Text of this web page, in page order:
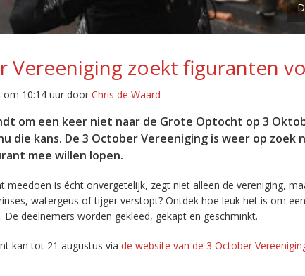
Vereeniging zoekt figuranten
om 10:14 uur door Chris de Waard
om een keer niet naar de Grote Optocht op 3
die kans. De 3 October Vereeniging is weer op zoek
mee willen lopen.
meedoen is écht onvergetelijk, zegt niet alleen de vereniging,
watergeus of tijger verstopt? Ontdek hoe leuk het is om
deelnemers worden gekleed, gekapt en geschminkt.
kan tot 21 augustus via de website van de 3 October